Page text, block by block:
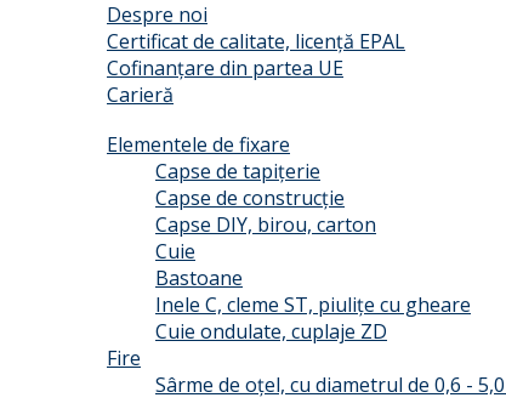
Despre noi
Certificat de calitate, licență EPAL
Cofinanțare din partea UE
Carieră
Elementele de fixare
Capse de tapițerie
Capse de construcție
Capse DIY, birou, carton
Cuie
Bastoane
Inele C, cleme ST, piulițe cu gheare
Cuie ondulate, cuplaje ZD
Fire
Sârme de oțel, cu diametrul de 0,6 -